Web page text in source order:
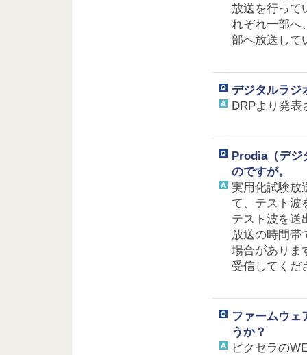
放送を行って
れぞれ一部へ
部へ放送して
デジタルラジ
DRPより発表
Prodia（デジ
のですが。
実用化試験放
て、テスト波
テスト波を送
放送の時間帯
場合がありま
受信してくだ
ファームウェ
うか？
ピクセラの